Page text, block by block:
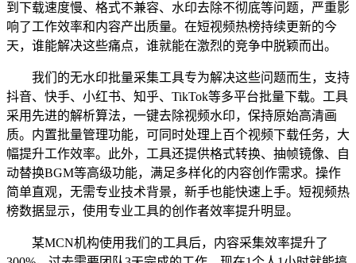
到下载速度慢、格式不兼容、水印去除不彻底等问题，严重影
响了工作效率和内容产出质量。在短视频热榜持续更新的今
天，谁能解决这些痛点，谁就能在激烈的竞争中脱颖而出。
我们的无水印批量采集工具专为解决这些问题而生，支持
抖音、快手、小红书、知乎、TikTok等多平台批量下载。工具
采用先进的解析算法，一键去除视频水印，保持原始高清画
质。内置批量管理功能，可同时处理上百个视频下载任务，大
幅提升工作效率。此外，工具还提供格式转换、抽帧镜像、自
动替换BGM等高级功能，满足多样化的内容创作需求。操作
简单直观，无需专业技术背景，新手也能快速上手。短视频热
榜数据显示，使用专业工具的创作者效率提升明显。
某MCN机构使用我们的工具后，内容采集效率提升了